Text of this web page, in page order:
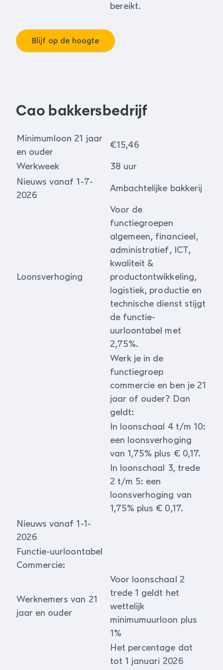
bereikt.
Blijf op de hoogte
Cao bakkersbedrijf
Minimumloon 21 jaar
en ouder
€15,46
Werkweek
38 uur
Nieuws vanaf 1-7-
2026
Ambachtelijke bakkerij
Loonsverhoging
Voor de
functiegroepen
algemeen, financieel,
administratief, ICT,
kwaliteit &
productontwikkeling,
logistiek, productie en
technische dienst stijgt
de functie-
uurloontabel met
2,75%.
Werk je in de
functiegroep
commercie en ben je 21
jaar of ouder? Dan
geldt:
In loonschaal 4 t/m 10:
een loonsverhoging
van 1,75% plus € 0,17.
In loonschaal 3, trede
2 t/m 5: een
loonsverhoging van
1,75% plus € 0,17.
Nieuws vanaf 1-1-
2026
Functie-uurloontabel
Commercie:
Werknemers van 21
jaar en ouder
Voor loonschaal 2
trede 1 geldt het
wettelijk
minimumuurloon plus
1%
Het percentage dat
tot 1 januari 2026